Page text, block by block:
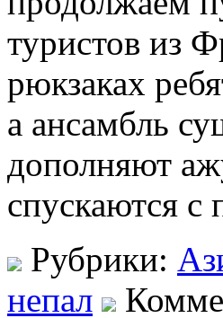
туристов из
рюкзаках
а ансамбль
дополняют
спускаются с
Рубрики:
непал